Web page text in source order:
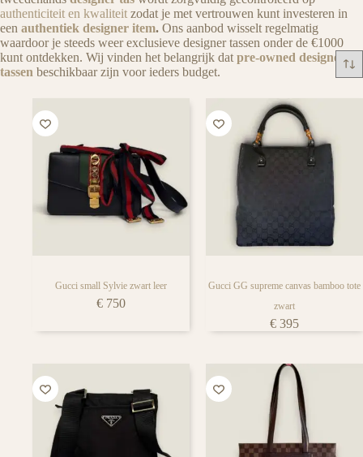
iedere tassen liefhebber
authenticiteit en kwaliteit zodat je met vertrouwen kunt investeren in
een authentiek designer item. Ons aanbod wisselt regelmatig
waardoor je steeds weer exclusieve designer tassen onder de €1000
kunt ontdekken. Wij vinden het belangrijk dat pre-owned designer
tassen beschikbaar zijn voor ieders budget.
Gucci small Sylvie zwart leer
€ 750
Gucci GG supreme canvas bamboo tote
zwart
€ 395